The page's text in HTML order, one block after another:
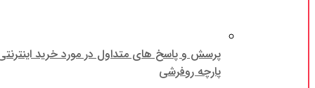
پرسش و پاسخ های متداول در مورد خرید
پارچه روفرشی